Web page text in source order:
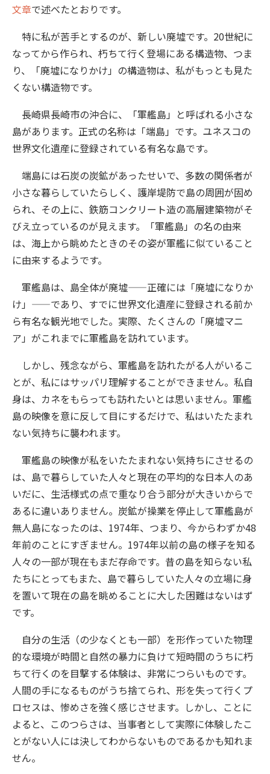
文章で述べたとおりです。
特に私が苦手とするのが、新しい廃墟です。20世紀に
なってから作られ、朽ちて行く登場にある構造物、つま
り、「廃墟になりかけ」の構造物は、私がもっとも見た
くない構造物です。
長崎県長崎市の沖合に、「軍艦島」と呼ばれる小さな
島があります。正式の名称は「端島」です。ユネスコの
世界文化遺産に登録されている有名な島です。
端島には石炭の炭鉱があったせいで、多数の関係者が
小さな暮らしていたらしく、護岸堤防で島の周囲が固め
られ、その上に、鉄筋コンクリート造の高層建築物がそ
びえ立っているのが見えます。「軍艦島」の名の由来
は、海上から眺めたときのその姿が軍艦に似ていること
に由来するようです。
軍艦島は、島全体が廃墟——正確には「廃墟になりか
け」——であり、すでに世界文化遺産に登録される前か
ら有名な観光地でした。実際、たくさんの「廃墟マニ
ア」がこれまでに軍艦島を訪れています。
しかし、残念ながら、軍艦島を訪れたがる人がいるこ
とが、私にはサッパリ理解することができません。私自
身は、カネをもらっても訪れたいとは思いません。軍艦
島の映像を意に反して目にするだけで、私はいたたまれ
ない気持ちに襲われます。
軍艦島の映像が私をいたたまれない気持ちにさせるの
は、島で暮らしていた人々と現在の平均的な日本人のあ
いだに、生活様式の点で重なり合う部分が大きいからで
あるに違いありません。炭鉱が操業を停止して軍艦島が
無人島になったのは、1974年、つまり、今からわずか48
年前のことにすぎません。1974年以前の島の様子を知る
人々の一部が現在もまだ存命です。昔の島を知らない私
たちにとってもまた、島で暮らしていた人々の立場に身
を置いて現在の島を眺めることに大した困難はないはず
です。
自分の生活（の少なくとも一部）を形作っていた物理
的な環境が時間と自然の暴力に負けて短時間のうちに朽
ちて行くのを目撃する体験は、非常につらいものです。
人間の手になるものがうち捨てられ、形を失って行くプ
ロセスは、惨めさを強く感じさせます。しかし、ことに
よると、このつらさは、当事者として実際に体験したこ
とがない人には決してわからないものであるかも知れま
せん。